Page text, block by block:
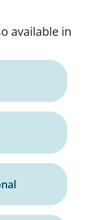
available in